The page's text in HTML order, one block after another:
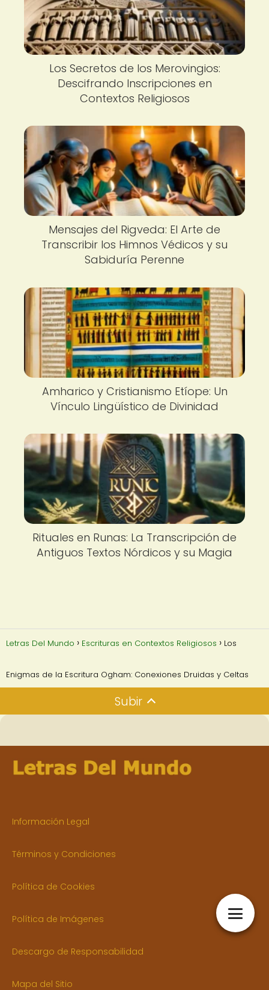
Los Secretos de los Merovingios:
Descifrando Inscripciones en
Contextos Religiosos
Mensajes del Rigveda: El Arte de
Transcribir los Himnos Védicos y su
Sabiduría Perenne
Amharico y Cristianismo Etíope: Un
Vínculo Lingüístico de Divinidad
Rituales en Runas: La Transcripción de
Antiguos Textos Nórdicos y su Magia
Letras Del Mundo Escrituras en Contextos Religiosos Los
Enigmas de la Escritura Ogham: Conexiones Druidas y Celtas
Subir
Información Legal
Términos y Condiciones
Política de Cookies
Política de Imágenes
Descargo de Responsabilidad
Mapa del Sitio